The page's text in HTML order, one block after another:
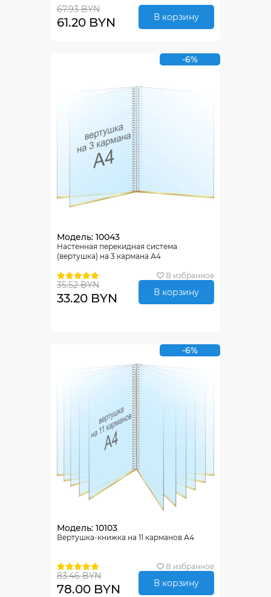
67.93 BYN
61.20 BYN В корзину
-6%
Модель: 10043
Настенная перекидная система
(вертушка) на 3 кармана А4
В избранное
35.52 BYN
33.20 BYN В корзину
-6%
Модель: 10103
Вертушка-книжка на 11 карманов А4
В избранное
83.46 BYN
78.00 BYN В корзину